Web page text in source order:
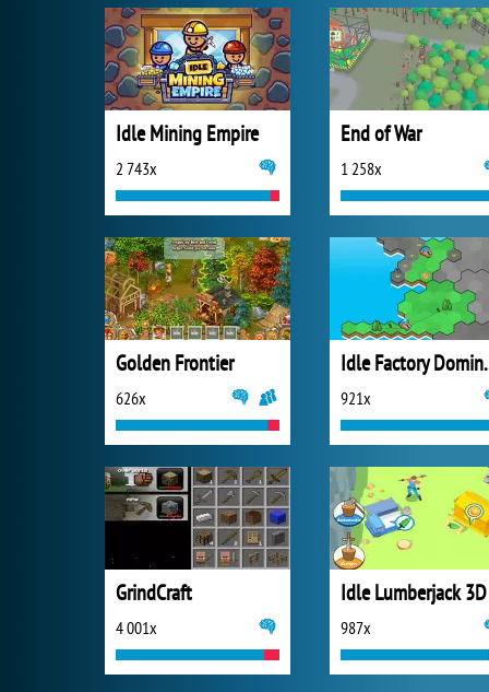
Idle Mining Empire
2 743x
End of War
1 258x
Golden Frontier
626x
Idle
921x
GrindCraft
4 001x
Idle Lumberjack 3D
987x